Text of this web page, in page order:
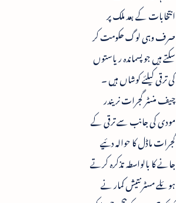
انتخابات کے بعد ملک پر
صرف وہی لوگ حکومت کر
سکتے ہیں جو پسماندہ ریاستوں
کی ترقی کیلئے کوشاں ہیں ۔
چیف منسٹر گجرات نریندر
مودی کی جانب سے ترقی کے
گجرات ماڈل کا حوالہ دئیے
جانے کا بالواسطہ تذکرہ کرتے
ہوئلے مسٹر نتیش کمار نے